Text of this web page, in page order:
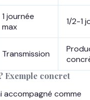
1 journée
max
1/2-1
Transmission
Exemple concret
accompagné comme